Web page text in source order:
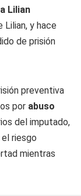
Lilian
Lilian, y hace
de prisión
preventiva
por abuso
del imputado,
riesgo
mientras